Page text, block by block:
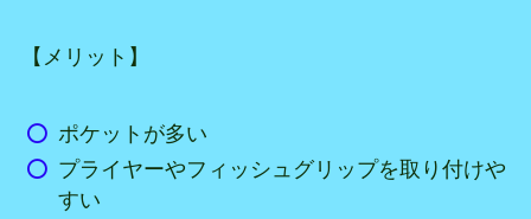
【メリット】
ポケットが多い
プライヤーやフィッシュグリップを取り付けや
すい